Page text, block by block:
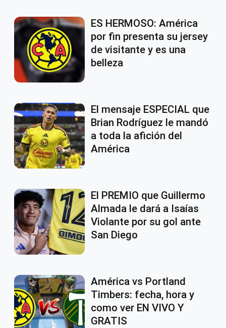
ES HERMOSO: América
por fin presenta su jersey
de visitante y es una
belleza
El mensaje ESPECIAL que
Brian Rodríguez le mandó
a toda la afición del
América
El PREMIO que Guillermo
Almada le dará a Isaías
Violante por su gol ante
San Diego
América vs Portland
Timbers: fecha, hora y
como ver EN VIVO Y
GRATIS